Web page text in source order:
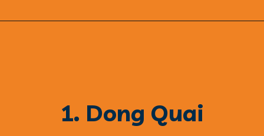
1. Dong Quai